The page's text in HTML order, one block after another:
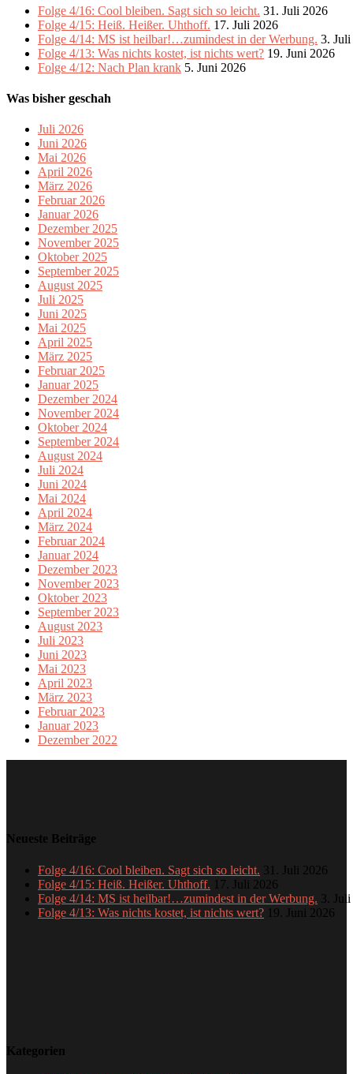
Folge 4/16: Cool bleiben. Sagt sich so leicht. 31. Juli 2026
Folge 4/15: Heiß. Heißer. Uhthoff. 17. Juli 2026
Folge 4/14: MS ist heilbar!…zumindest in der Werbung. 3.
Folge 4/13: Was nichts kostet, ist nichts wert? 19. Juni 2026
Folge 4/12: Nach Plan krank 5. Juni 2026
Was bisher geschah
Juli 2026
Juni 2026
Mai 2026
April 2026
März 2026
Februar 2026
Januar 2026
Dezember 2025
November 2025
Oktober 2025
September 2025
August 2025
Juli 2025
Juni 2025
Mai 2025
April 2025
März 2025
Februar 2025
Januar 2025
Dezember 2024
November 2024
Oktober 2024
September 2024
August 2024
Juli 2024
Juni 2024
Mai 2024
April 2024
März 2024
Februar 2024
Januar 2024
Dezember 2023
November 2023
Oktober 2023
September 2023
August 2023
Juli 2023
Juni 2023
Mai 2023
April 2023
März 2023
Februar 2023
Januar 2023
Dezember 2022
Neueste Beiträge
Folge 4/16: Cool bleiben. Sagt sich so leicht. 31. Juli 2026
Folge 4/15: Heiß. Heißer. Uhthoff. 17. Juli 2026
Folge 4/14: MS ist heilbar!…zumindest in der Werbung. 3.
Folge 4/13: Was nichts kostet, ist nichts wert? 19. Juni 2026
Kategorien